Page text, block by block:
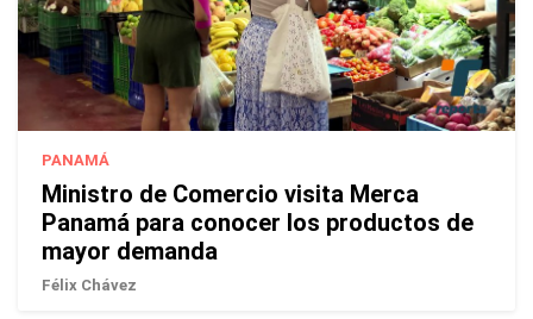
PANAMÁ
Ministro de Comercio visita Merca
Panamá para conocer los productos de
mayor demanda
Félix Chávez